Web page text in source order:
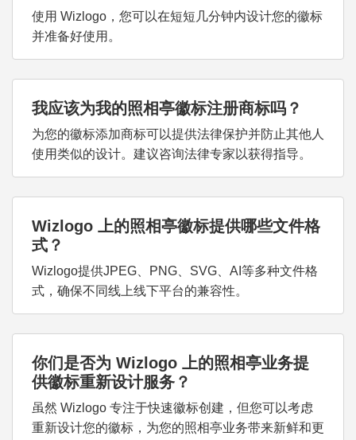
使用 Wizlogo，您可以在短短几分钟内设计您的徽标
并准备好使用。
我应该为我的照相亭徽标注册商标吗？
为您的徽标添加商标可以提供法律保护并防止其他人
使用类似的设计。建议咨询法律专家以获得指导。
Wizlogo 上的照相亭徽标提供哪些文件格
式？
Wizlogo提供JPEG、PNG、SVG、AI等多种文件格
式，确保不同线上线下平台的兼容性。
你们是否为 Wizlogo 上的照相亭业务提
供徽标重新设计服务？
虽然 Wizlogo 专注于快速徽标创建，但您可以考虑
重新设计您的徽标，为您的照相亭业务带来新鲜和更